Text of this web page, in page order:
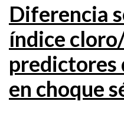
Diferencia
índice
predictores
en choque